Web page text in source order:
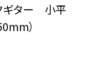
ギター 小平
）